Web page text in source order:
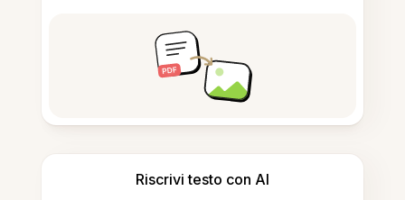
Riscrivi testo con AI